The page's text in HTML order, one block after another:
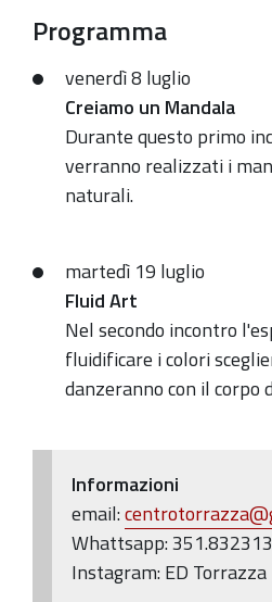
16.00
alle
19.00
Programma
venerdì 8 luglio
Creiamo un Mandala
Durante questo primo
verranno realizzati i
naturali.
martedì 19 luglio
Fluid Art
Nel secondo incontro
fluidificare i colori
danzeranno con il corpo
Informazioni
email:
Whattsapp:
Instagram: ED Torrazza